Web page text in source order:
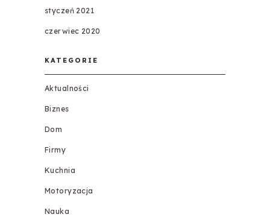
styczeń 2021
czerwiec 2020
KATEGORIE
Aktualności
Biznes
Dom
Firmy
Kuchnia
Motoryzacja
Nauka